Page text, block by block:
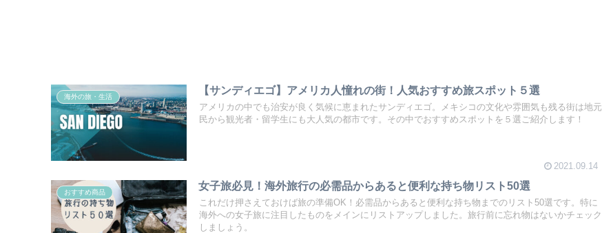
海外の旅・生活
【サンディエゴ】アメリカ人憧れの街！人気おすすめ旅スポット５選
アメリカの中でも治安が良く気候に恵まれたサンディエゴ。メキシコの文化や雰囲気も残る街は地元
民から観光者・留学生にも大人気の都市です。その中でおすすめスポットを５選ご紹介します！
2021.09.14
おすすめ商品
女子旅必見！海外旅行の必需品からあると便利な持ち物リスト50選
これだけ押さえておけば旅の準備OK！必需品からあると便利な持ち物までのリスト50選です。特に
海外への女子旅に注目したものをメインにリストアップしました。旅行前に忘れ物はないかチェック
しましょう。